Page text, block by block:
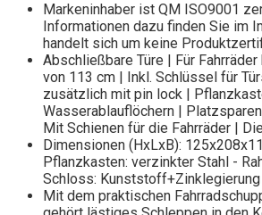
Markeninhaber ist QM ISO9001
Informationen dazu finden Sie im
handelt sich um keine
Abschließbare Türe | Für
von 113 cm | Inkl. Schlüssel für
zusätzlich mit pin lock |
Wasserablauflöchern |
Mit Schienen für die Fahrräder |
Dimensionen (HxLxB):
Pflanzkasten: verzinkter Stahl -
Schloss:
Mit dem praktischen